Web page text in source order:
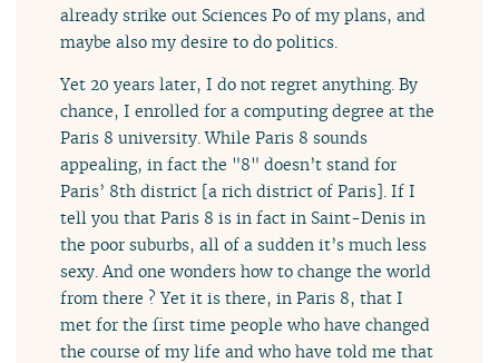
already strike out Sciences Po of my plans, and
maybe also my desire to do politics.
Yet 20 years later, I do not regret anything. By
chance, I enrolled for a computing degree at the
Paris 8 university. While Paris 8 sounds
appealing, in fact the "8" doesn’t stand for
Paris’ 8th district [a rich district of Paris]. If I
tell you that Paris 8 is in fact in Saint-Denis in
the poor suburbs, all of a sudden it’s much less
sexy. And one wonders how to change the world
from there ? Yet it is there, in Paris 8, that I
met for the first time people who have changed
the course of my life and who have told me that